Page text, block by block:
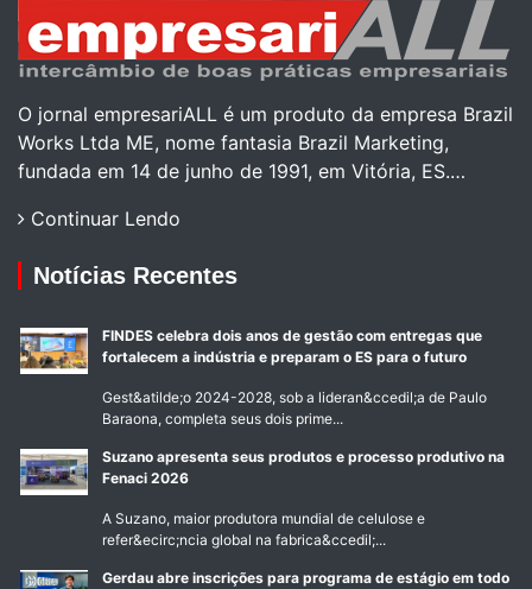
O jornal empresariALL é um produto da empresa Brazil
Works Ltda ME, nome fantasia Brazil Marketing,
fundada em 14 de junho de 1991, em Vitória, ES.…
Continuar Lendo
Notícias Recentes
FINDES celebra dois anos de gestão com entregas que
fortalecem a indústria e preparam o ES para o futuro
Gest&atilde;o 2024-2028, sob a lideran&ccedil;a de Paulo
Baraona, completa seus dois prime...
Suzano apresenta seus produtos e processo produtivo na
Fenaci 2026
A Suzano, maior produtora mundial de celulose e
refer&ecirc;ncia global na fabrica&ccedil;...
Gerdau abre inscrições para programa de estágio em todo